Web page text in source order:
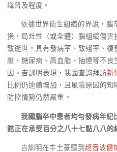
識普及程度。
依據世界衛生組織的界說，腦
損，局灶性（或全體）腦組織傷
致逝世。具有發病率、致殘率、
壓、糖尿病、高血脂、抽煙等不
因。吉訓明表現，我國查詢拜訪新
比例仍連續增加，且風險原因的
防控情勢仍然嚴重。
我國腦卒中患者均勻發病年紀
館正在承受百分之八十七點八八
吉訓明在牛土豪聽到 超音波健